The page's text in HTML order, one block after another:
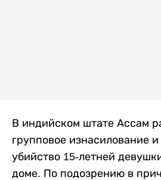
В индийском штате Ассам
групповое изнасилование
убийство 15-летней
доме. По подозрению в